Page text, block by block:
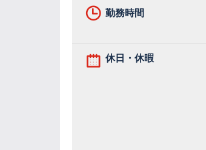
勤務時間
休日・休暇